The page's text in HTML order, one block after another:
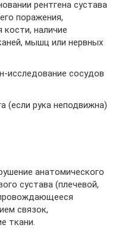
рентгена сустава
поражения,
наличие
мышц или нервных
исследование сосудов
(если рука неподвижна)
анатомического
сустава (плечевой,
связок,
ткани.